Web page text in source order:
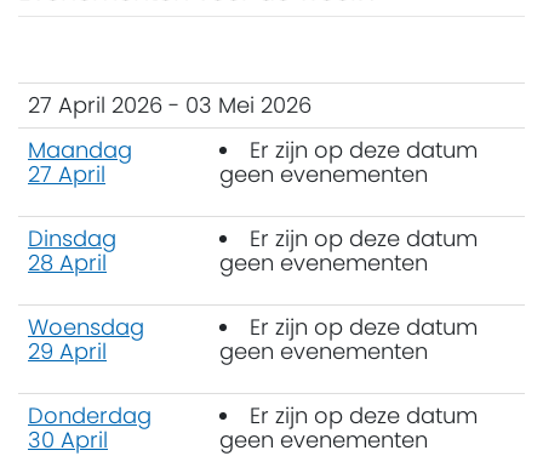
27 April 2026 - 03 Mei 2026
Maandag
27 April
Er zijn op deze datum
geen evenementen
Dinsdag
28 April
Er zijn op deze datum
geen evenementen
Woensdag
29 April
Er zijn op deze datum
geen evenementen
Donderdag
30 April
Er zijn op deze datum
geen evenementen